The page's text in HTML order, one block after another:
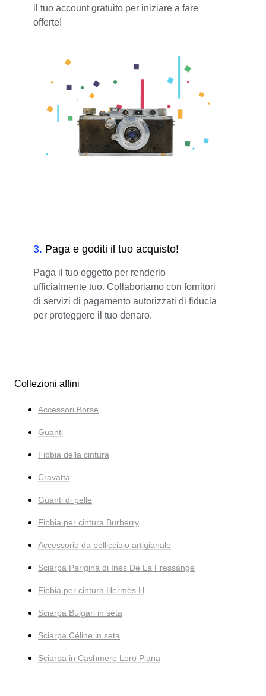
il tuo account gratuito per iniziare a fare
offerte!
3. Paga e goditi il tuo acquisto!
Paga il tuo oggetto per renderlo
ufficialmente tuo. Collaboriamo con fornitori
di servizi di pagamento autorizzati di fiducia
per proteggere il tuo denaro.
Collezioni affini
Accessori Borse
Guanti
Fibbia della cintura
Cravatta
Guanti di pelle
Fibbia per cintura Burberry
Accessorio da pellicciaio artigianale
Sciarpa Parigina di Inès De La Fressange
Fibbia per cintura Hermès H
Sciarpa Bulgari in seta
Sciarpa Céline in seta
Sciarpa in Cashmere Loro Piana